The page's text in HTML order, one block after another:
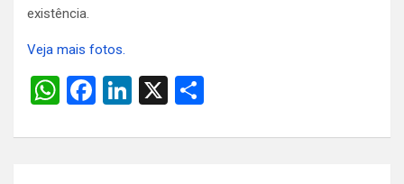
existência.
Veja mais fotos.
W
at
F
ce
Li
ke
X
ar